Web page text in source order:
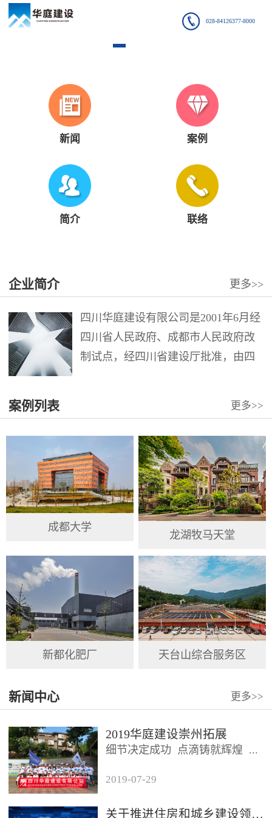
028-84126377-8000
新闻 案例
简介 联络
企业简介 更多>>
四川华庭建设有限公司是2001年6月经
四川省人民政府、成都市人民政府改
制试点，经四川省建设厅批准，由四
万元。公司具有建筑工程施工总承包
壹级、市政公用工程施工总承包壹
级、地...
案例列表 更多>>
成都大学
龙湖牧马天堂
新都化肥厂 天台山综合服务区
新闻中心 更多>>
2019华庭建设崇州拓展
细节决定成功 点滴铸就辉煌 ...
2019-07-29
关于推进住房和城乡建设领域施工现场专业人员职业培训工作的通知